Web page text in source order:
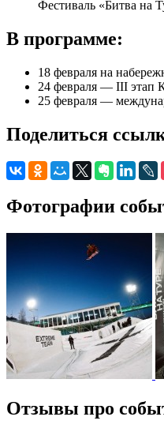
Фестиваль «Битва на
В программе:
18 февраля на
24 февраля — III этап
25 февраля —
Поделиться
Фотографии
Отзывы про